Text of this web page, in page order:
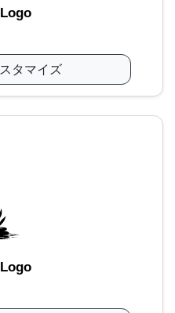
タマイズ